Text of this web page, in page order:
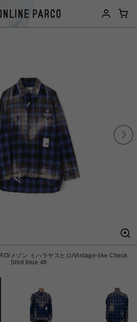
メゾン ミハラヤスヒロ/Vintage-like Check
Shirt blue 48